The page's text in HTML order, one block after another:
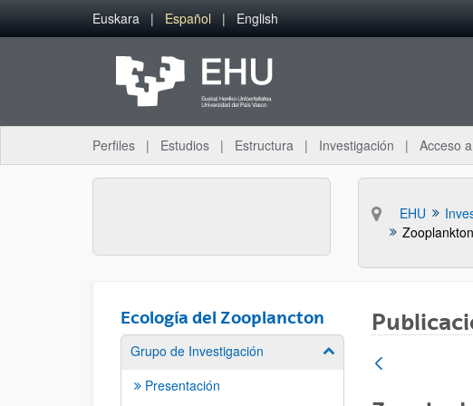
Saltar al contenido principal
Euskara Español English
Perfiles Estudios Estructura Investigación Acceso
EHU
Ecología del Zooplancton
Grupo de Investigación Mostrar/ocultar subpáginas
Presentación